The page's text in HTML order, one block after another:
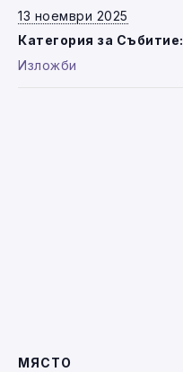
13 ноември 2025
Категория за Събитие:
Изложби
МЯСТО